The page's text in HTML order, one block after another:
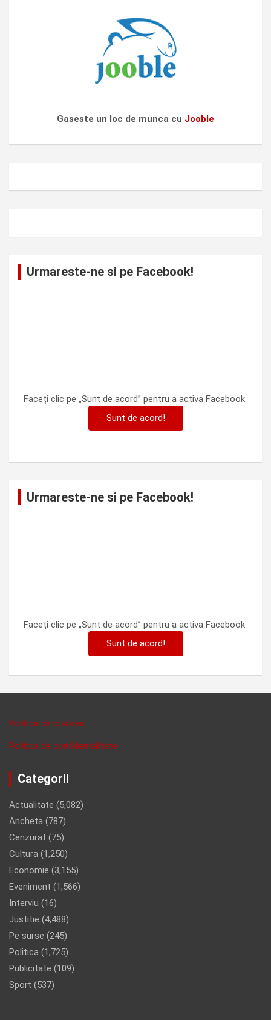
Gaseste un loc de munca cu Jooble
Urmareste-ne si pe Facebook!
Faceți clic pe „Sunt de acord” pentru a activa Facebook
Sunt de acord!
Urmareste-ne si pe Facebook!
Faceți clic pe „Sunt de acord” pentru a activa Facebook
Sunt de acord!
Politica de cookies
Politica de confidentalitate
Categorii
Actualitate (5,082)
Ancheta (787)
Cenzurat (75)
Cultura (1,250)
Economie (3,155)
Eveniment (1,566)
Interviu (16)
Justitie (4,488)
Pe surse (245)
Politica (1,725)
Publicitate (109)
Sport (537)